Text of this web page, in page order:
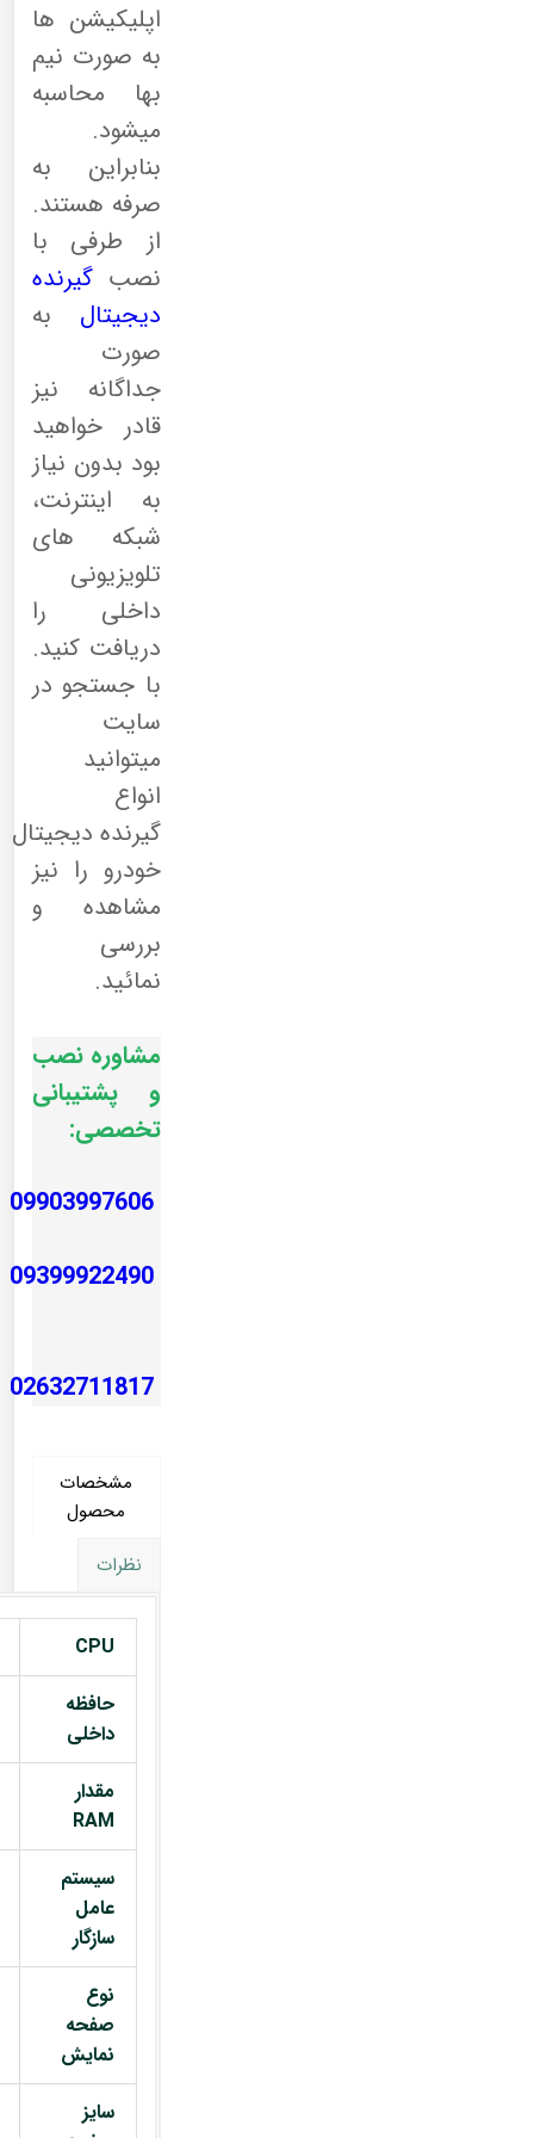
اپلیکیشن ها
به صورت نیم
بها محاسبه
میشود.
بنابراین به
صرفه هستند.
از طرفی با
نصب گیرنده
دیجیتال به
صورت
جداگانه نیز
قادر خواهید
بود بدون نیاز
به اینترنت،
شبکه های
تلویزیونی
داخلی را
دریافت کنید.
با جستجو در
سایت
میتوانید
انواع
گیرنده دیجیتال
خودرو را نیز
مشاهده و
بررسی
نمائید.
مشاوره نصب
و پشتیبانی
تخصصی:
02632711817
مشخصات
محصول
نظرات
CPU
حافظه
داخلی
مقدار
RAM
سیستم
عامل
سازگار
نوع
صفحه
نمایش
سایز